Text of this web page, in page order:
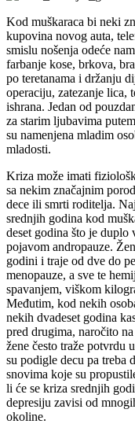
Kod muškaraca bi neki
kupovina novog auta,
smislu nošenja odeće
farbanje kose, brkova,
po teretanama i držanju
operaciju, zatezanje lica,
ishrana. Jedan od
za starim ljubavima
su namenjena mladim
mladosti.
Kriza može imati
sa nekim značajnim
dece ili smrti roditelja.
srednjih godina kod
deset godina što je duplo
pojavom andropauze.
godini i traje od dve do
menopauze, a sve te
spavanjem, viškom
Međutim, kod nekih
nekih dvadeset godina
pred drugima, naročito
žene često traže potvrdu
su podigle decu pa treba
snovima koje su
li će se kriza srednjih
depresiju zavisi od
okoline.